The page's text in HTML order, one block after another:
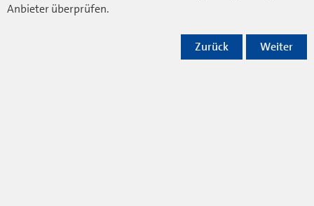
Anbieter überprüfen.
Weiter
Zurück